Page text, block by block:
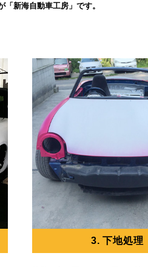
新海自動車工房」です。
3. 下地処理